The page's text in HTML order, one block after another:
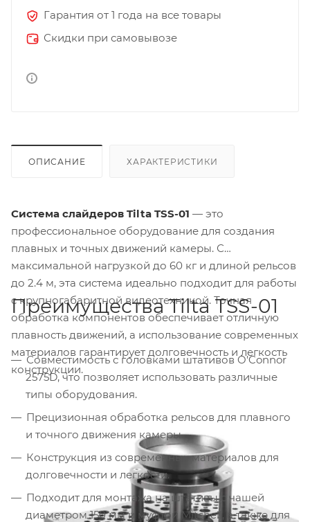
Гарантия от 1 года на все товары
Скидки при самовывозе
ОПИСАНИЕ ХАРАКТЕРИСТИКИ
Система слайдеров Tilta TSS-01 — это
профессиональное оборудование для создания
плавных и точных движений камеры. С
максимальной нагрузкой до 60 кг и длиной рельсов
до 2.4 м, эта система идеально подходит для работы
с крупногабаритной видеотехникой. Точная
обработка компонентов обеспечивает отличную
плавность движений, а использование современных
материалов гарантирует долговечность и легкость
конструкции.
Преимущества Tilta TSS-01
Совместимость с головками штативов O'Connor
2575D, что позволяет использовать различные
типы оборудования.
Прецизионная обработка рельсов для плавного
и точного движения камеры.
Конструкция из современных материалов для
долговечности и легкости.
Подходит для монтажа на штативы с чашей
диаметром 150 мм и муфтой Mitchell, а также для